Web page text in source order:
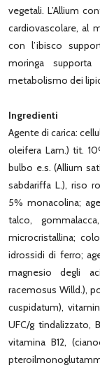
vegetali. L’Allium
cardiovascolare, al
con l’ibisco
moringa
metabolismo dei
Ingredienti
Agente di carica:
oleifera Lam.) tit.
bulbo e.s. (Allium
sabdariffa L.), riso
5% monacolina;
talco,
microcristallina;
idrossidi di ferro;
magnesio degli
racemosus Willd.),
cuspidatum),
UFC/g tindalizzato,
vitamina B12,